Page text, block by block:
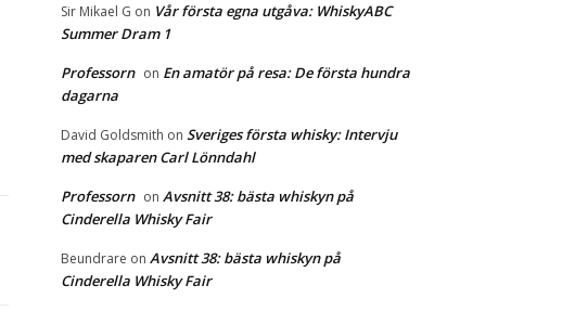
Sir Mikael G on Vår första egna utgåva: WhiskyABC
Summer Dram 1
Professorn on En amatör på resa: De första hundra
dagarna
David Goldsmith on Sveriges första whisky: Intervju
med skaparen Carl Lönndahl
Professorn on Avsnitt 38: bästa whiskyn på
Cinderella Whisky Fair
Beundrare on Avsnitt 38: bästa whiskyn på
Cinderella Whisky Fair